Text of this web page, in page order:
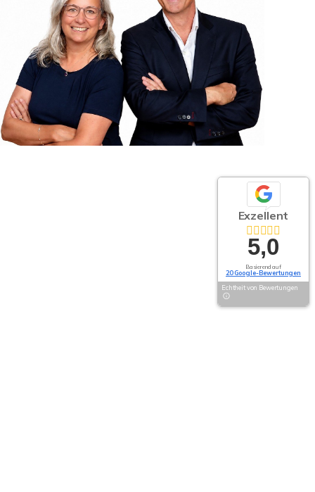
Exzellent
5,0
Basierend auf
20 Google-Bewertungen
Echtheit von Bewertungen